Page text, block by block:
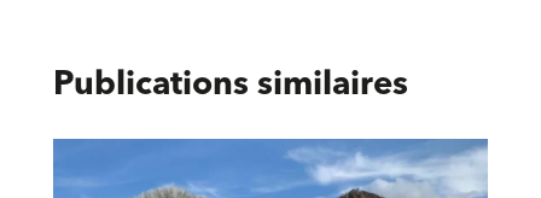
Publications similaires